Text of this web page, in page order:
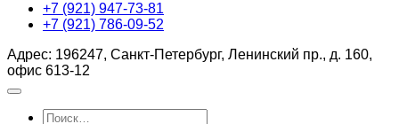
+7 (921) 947-73-81
+7 (921) 786-09-52
Адрес: 196247, Санкт-Петербург, Ленинский пр., д. 160,
офис 613-12
Искать: